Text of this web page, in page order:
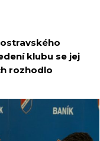
klubu se jej
rozhodlo